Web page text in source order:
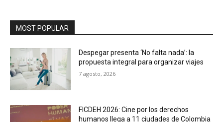
MOST POPULAR
Despegar presenta ‘No falta nada’: la
propuesta integral para organizar viajes
7 agosto, 2026
FICDEH 2026: Cine por los derechos
humanos llega a 11 ciudades de Colombia